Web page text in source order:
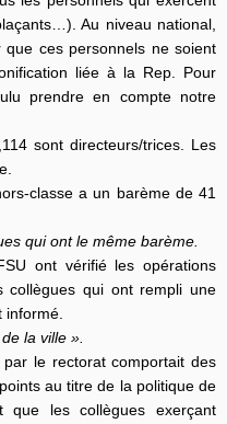
Au niveau national,
que ces personnels ne soient
liée à la Rep. Pour
prendre en compte notre
sont directeurs/trices. Les
classe a un barème de 41
qui ont le même barème.
ont vérifié les opérations
collègues qui ont rempli une
la ville ».
le rectorat comportait des
au titre de la politique de
que les collègues exerçant